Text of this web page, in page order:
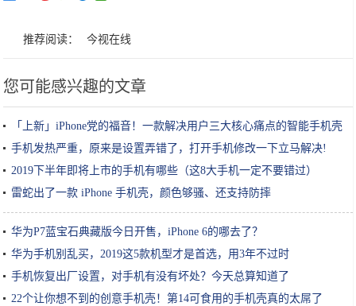
推荐阅读： 今视在线
您可能感兴趣的文章
「上新」iPhone党的福音！一款解决用户三大核心痛点的智能手机壳
手机发热严重，原来是设置弄错了，打开手机修改一下立马解决!
2019下半年即将上市的手机有哪些（这8大手机一定不要错过）
雷蛇出了一款 iPhone 手机壳，颜色够骚、还支持防摔
华为P7蓝宝石典藏版今日开售，iPhone 6的哪去了？
华为手机别乱买，2019这5款机型才是首选，用3年不过时
手机恢复出厂设置，对手机有没有坏处？今天总算知道了
22个让你想不到的创意手机壳！第14可食用的手机壳真的太屌了